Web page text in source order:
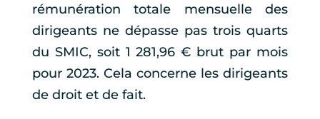
rémunération totale mensuelle des
dirigeants ne dépasse pas trois quarts
du SMIC, soit 1 281,96 € brut par mois
pour 2023. Cela concerne les dirigeants
de droit et de fait.